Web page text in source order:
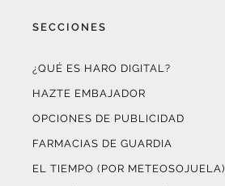
SECCIONES
¿QUÉ ES HARO DIGITAL?
HAZTE EMBAJADOR
OPCIONES DE PUBLICIDAD
FARMACIAS DE GUARDIA
EL TIEMPO (POR METEOSOJUELA)